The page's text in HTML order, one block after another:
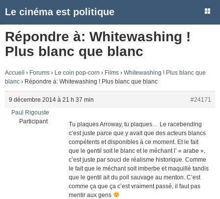
Le cinéma est politique
Répondre à: Whitewashing !
Plus blanc que blanc
Accueil › Forums › Le coin pop-corn › Films › Whitewashing ! Plus blanc que
blanc › Répondre à: Whitewashing ! Plus blanc que blanc
9 décembre 2014 à 21 h 37 min
#24171
Paul Rigouste
Participant
Tu plaques Arroway, tu plaques… Le racebending
c’est juste parce que y avait que des acteurs blancs
compétents et disponibles à ce moment. Et le fait
que le gentil soit le blanc et le méchant l’ « arabe »,
c’est juste par souci de réalisme historique. Comme
le fait que le méchant soit imberbe et maquillé tandis
que le gentil ait du poil sauvage au menton. C’est
comme ça que ça c’est vraiment passé, il faut pas
mentir aux gens